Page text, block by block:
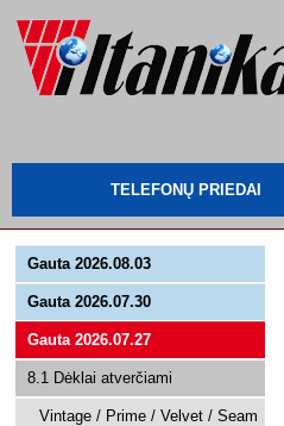
TELEFONŲ PRIEDAI
Gauta 2026.08.03
Gauta 2026.07.30
Gauta 2026.07.27
8.1 Dėklai atverčiami
Vintage / Prime / Velvet / Seam